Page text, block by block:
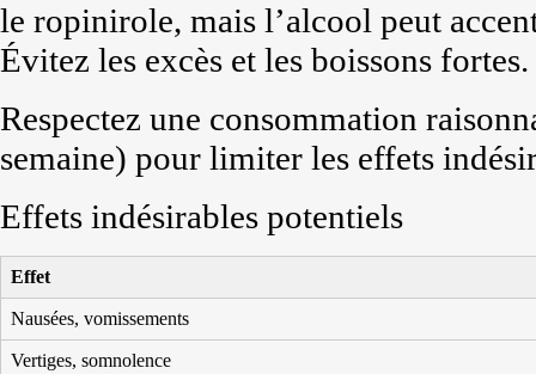
le ropinirole, mais l’alcool peut
Évitez les excès et les boissons fortes.
Respectez une consommation
semaine) pour limiter les effets
Effets indésirables potentiels
Effet
Nausées, vomissements
Vertiges, somnolence